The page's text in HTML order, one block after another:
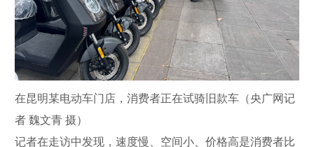
在昆明某电动车门店，消费者正在试骑旧款车（央广网记
者 魏文青 摄）
记者在走访中发现，速度慢、空间小、价格高是消费者比